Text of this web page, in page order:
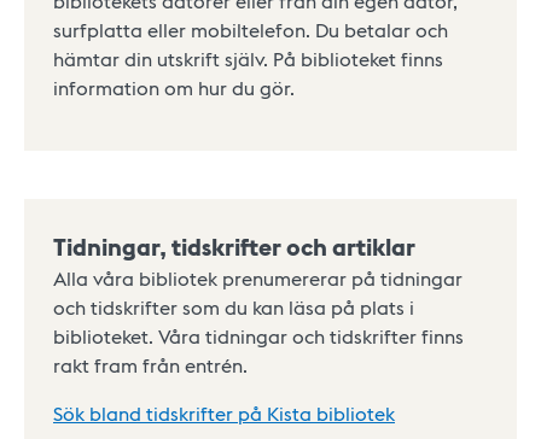
surfplatta eller mobiltelefon. Du betalar och
hämtar din utskrift själv. På biblioteket finns
information om hur du gör.
Tidningar, tidskrifter och artiklar
Alla våra bibliotek prenumererar på tidningar
och tidskrifter som du kan läsa på plats i
biblioteket. Våra tidningar och tidskrifter finns
rakt fram från entrén.
Sök bland tidskrifter på Kista bibliotek